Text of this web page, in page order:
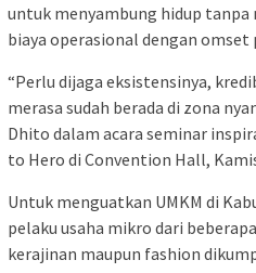
untuk menyambung hidup
biaya operasional dengan omset
“Perlu dijaga eksistensinya,
merasa sudah berada di zona
Dhito dalam acara seminar
to Hero di Convention Hall,
Untuk menguatkan UMKM di
pelaku usaha mikro dari
kerajinan maupun fashion